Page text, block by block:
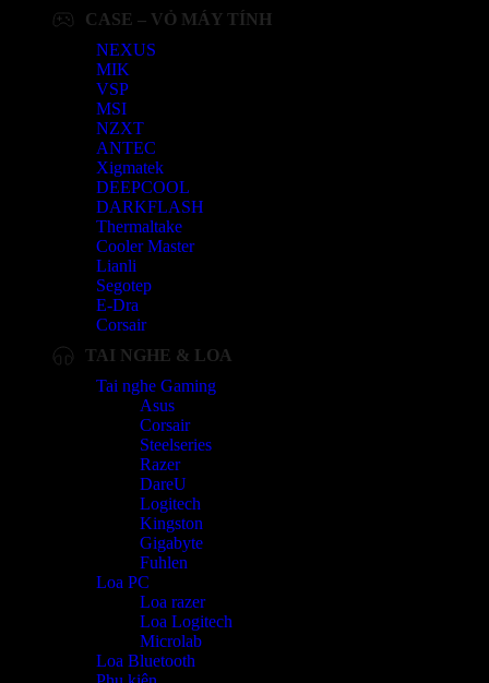
CASE – VỎ MÁY TÍNH
NEXUS
MIK
VSP
MSI
NZXT
ANTEC
Xigmatek
DEEPCOOL
DARKFLASH
Thermaltake
Cooler Master
Lianli
Segotep
E-Dra
Corsair
TAI NGHE & LOA
Tai nghe Gaming
Asus
Corsair
Steelseries
Razer
DareU
Logitech
Kingston
Gigabyte
Fuhlen
Loa PC
Loa razer
Loa Logitech
Microlab
Loa Bluetooth